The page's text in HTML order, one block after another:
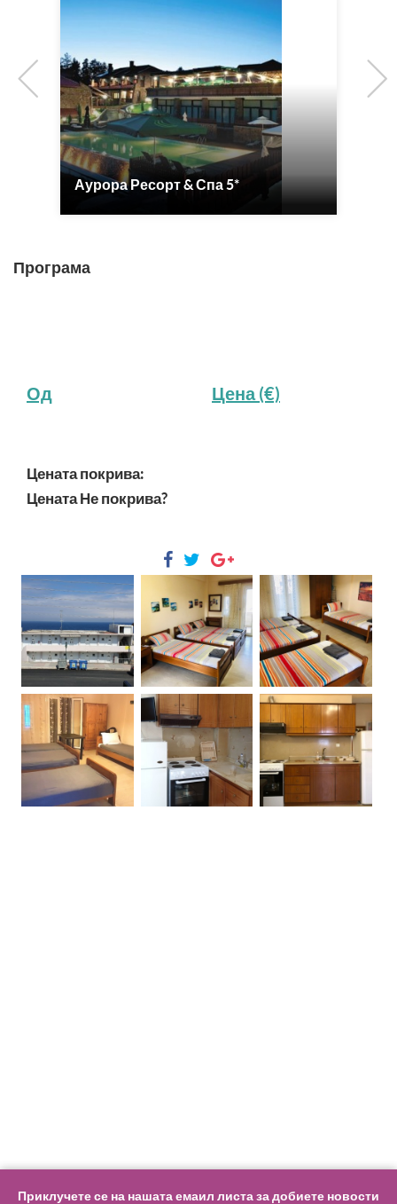
Аурора Ресорт & Спа 5*
Previous
Програма
Од Цена (€)
Цената покрива:
Цената Не покрива?
Приклучете се на нашата емаил листа за добиете новости